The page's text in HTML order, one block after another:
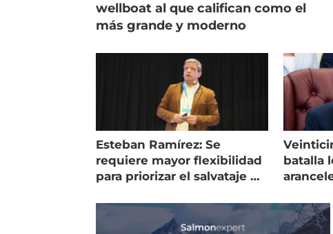
wellboat al que califican como el
más grande y moderno
Esteban Ramírez: Se
requiere mayor flexibilidad
para priorizar el salvataje de
batalla